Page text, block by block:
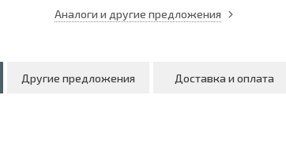
Аналоги и другие предложения
Другие предложения Доставка и оплата